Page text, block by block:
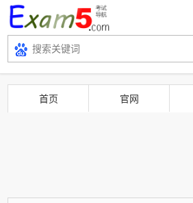
首页 官网